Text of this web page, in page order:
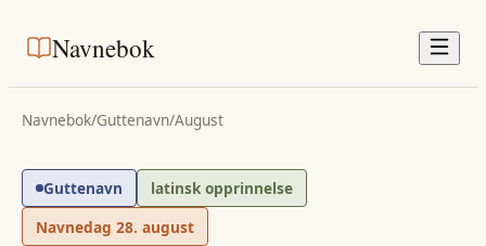
Navnebok
Navnebok/Guttenavn/August
Guttenavn
latinsk opprinnelse
Navnedag 28. august